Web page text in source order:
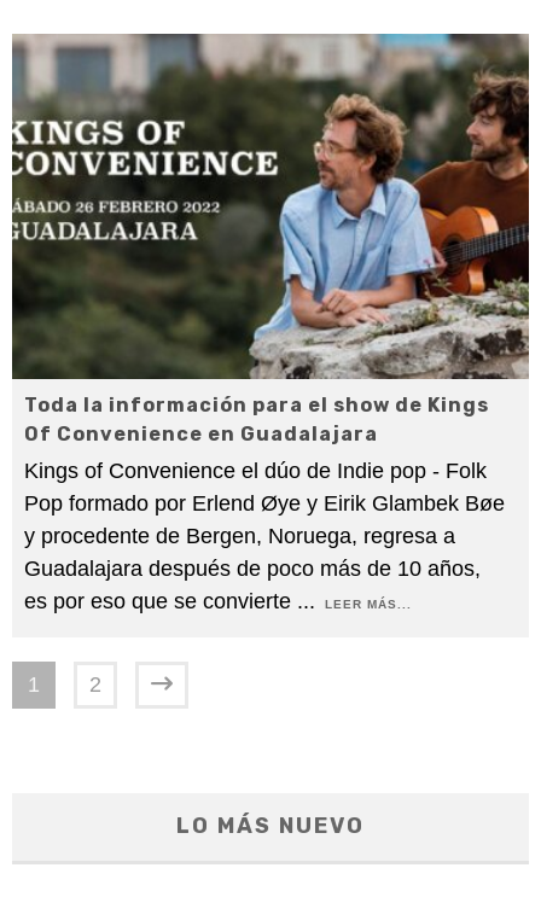
Toda la información para el show de Kings
Of Convenience en Guadalajara
Kings of Convenience el dúo de Indie pop - Folk
Pop formado por Erlend Øye y Eirik Glambek Bøe
y procedente de Bergen, Noruega, regresa a
Guadalajara después de poco más de 10 años,
es por eso que se convierte ... LEER MÁS...
1 2
LO MÁS NUEVO